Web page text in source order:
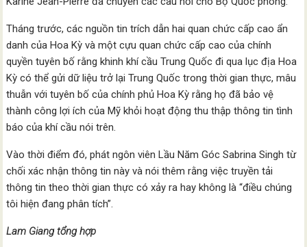
Tháng trước, các nguồn tin trích dẫn hai quan chức cấp cao ẩn
danh của Hoa Kỳ và một cựu quan chức cấp cao của chính
quyền tuyên bố rằng khinh khí cầu Trung Quốc đi qua lục địa Hoa
Kỳ có thể gửi dữ liệu trở lại Trung Quốc trong thời gian thực, mâu
thuẫn với tuyên bố của chính phủ Hoa Kỳ rằng họ đã bảo vệ
thành công lợi ích của Mỹ khỏi hoạt động thu thập thông tin tình
báo của khí cầu nói trên.
Vào thời điểm đó, phát ngôn viên Lầu Năm Góc Sabrina Singh từ
chối xác nhận thông tin này và nói thêm rằng việc truyền tải
thông tin theo thời gian thực có xảy ra hay không là “điều chúng
tôi hiện đang phân tích”.
Lam Giang tổng hợp